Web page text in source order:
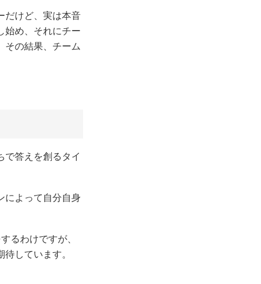
だけど、実は本音
始め、それにチー
その結果、チーム
で答えを創るタイ
によって自分自身
るわけですが、
しています。